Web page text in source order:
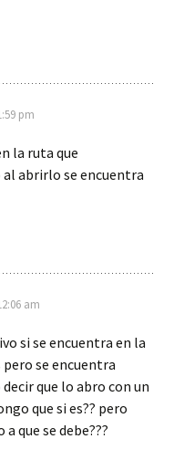
pm
la ruta que
abrirlo se encuentra
am
si se encuentra en la
se encuentra
que lo abro con un
que si es?? pero
que se debe???